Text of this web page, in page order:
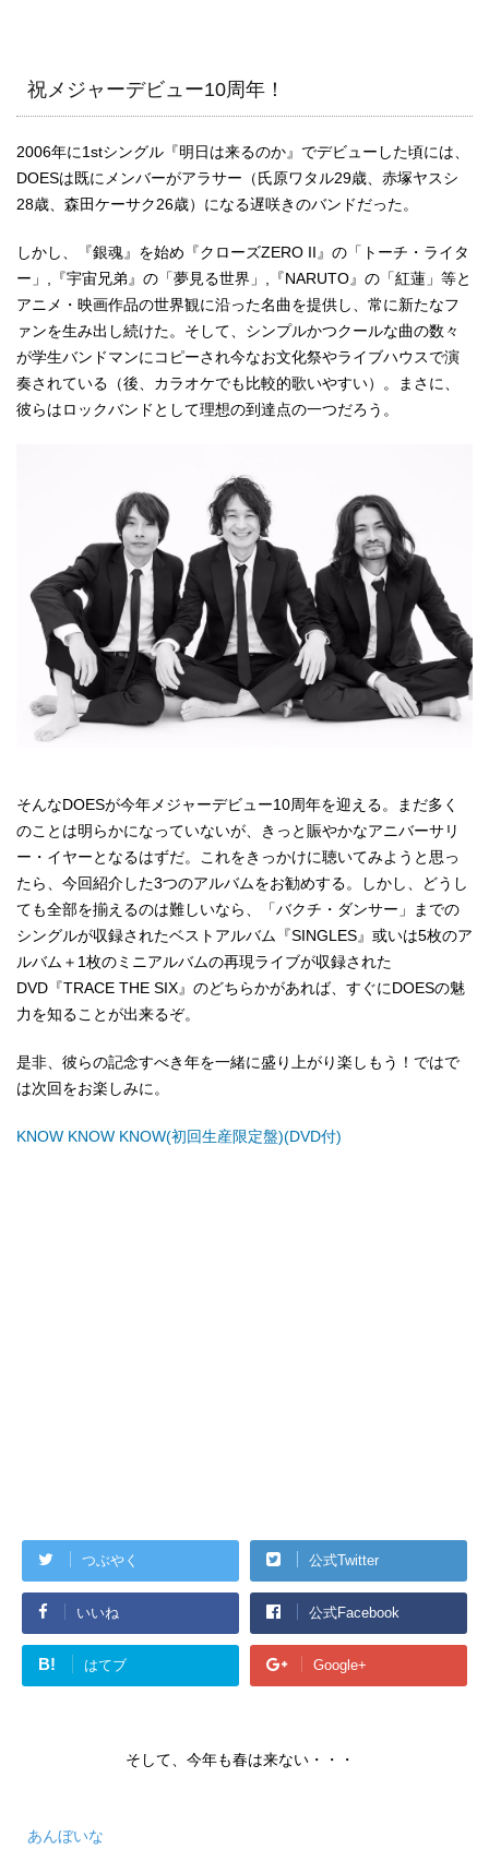
祝メジャーデビュー10周年！
2006年に1stシングル『明日は来るのか』でデビューした頃には、
DOESは既にメンバーがアラサー（氏原ワタル29歳、赤塚ヤスシ
28歳、森田ケーサク26歳）になる遅咲きのバンドだった。
しかし、『銀魂』を始め『クローズZERO II』の「トーチ・ライタ
ー」,『宇宙兄弟』の「夢見る世界」,『NARUTO』の「紅蓮」等と
アニメ・映画作品の世界観に沿った名曲を提供し、常に新たなフ
ァンを生み出し続けた。そして、シンプルかつクールな曲の数々
が学生バンドマンにコピーされ今なお文化祭やライブハウスで演
奏されている（後、カラオケでも比較的歌いやすい）。まさに、
彼らはロックバンドとして理想の到達点の一つだろう。
そんなDOESが今年メジャーデビュー10周年を迎える。まだ多く
のことは明らかになっていないが、きっと賑やかなアニバーサリ
ー・イヤーとなるはずだ。これをきっかけに聴いてみようと思っ
たら、今回紹介した3つのアルバムをお勧めする。しかし、どうし
ても全部を揃えるのは難しいなら、「バクチ・ダンサー」までの
シングルが収録されたベストアルバム『SINGLES』或いは5枚のア
ルバム＋1枚のミニアルバムの再現ライブが収録された
DVD『TRACE THE SIX』のどちらかがあれば、すぐにDOESの魅
力を知ることが出来るぞ。
是非、彼らの記念すべき年を一緒に盛り上がり楽しもう！ではで
は次回をお楽しみに。
KNOW KNOW KNOW(初回生産限定盤)(DVD付)
つぶやく 公式Twitter
いいね 公式Facebook
B! はてブ Google+
あんぼいな
そして、今年も春は来ない・・・